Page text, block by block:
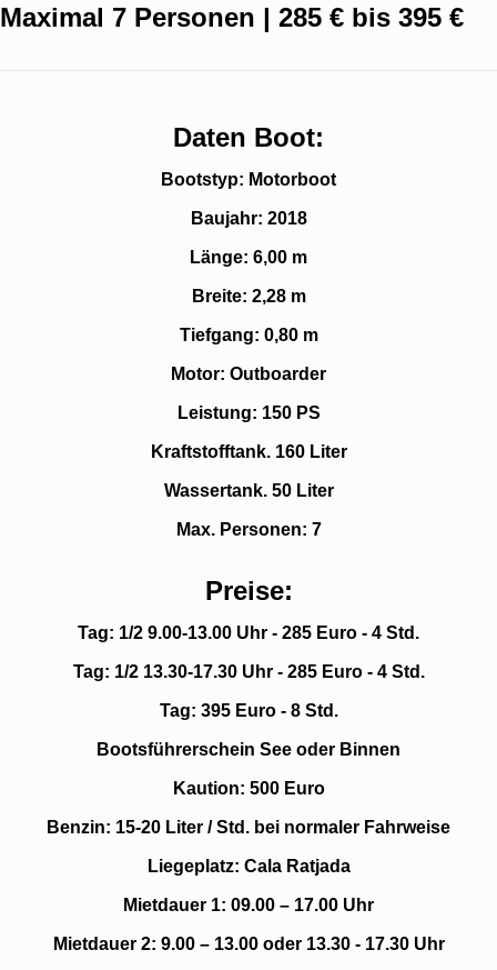
Maximal 7 Personen | 285 € bis 395 €
Daten Boot:
Bootstyp: Motorboot
Baujahr: 2018
Länge: 6,00 m
Breite: 2,28 m
Tiefgang: 0,80 m
Motor: Outboarder
Leistung: 150 PS
Kraftstofftank. 160 Liter
Wassertank. 50 Liter
Max. Personen: 7
Preise:
Tag: 1/2 9.00-13.00 Uhr - 285 Euro - 4 Std.
Tag: 1/2 13.30-17.30 Uhr - 285 Euro - 4 Std.
Tag: 395 Euro - 8 Std.
Bootsführerschein See oder Binnen
Kaution: 500 Euro
Benzin: 15-20 Liter / Std. bei normaler Fahrweise
Liegeplatz: Cala Ratjada
Mietdauer 1: 09.00 – 17.00 Uhr
Mietdauer 2: 9.00 – 13.00 oder 13.30 - 17.30 Uhr